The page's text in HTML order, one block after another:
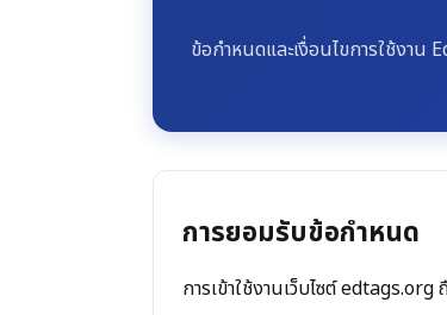
ข้อกำหนดและเงื่อนไขการใช้งาน
การยอมรับข้อกำหนด
การเข้าใช้งานเว็บไซต์edtags.org